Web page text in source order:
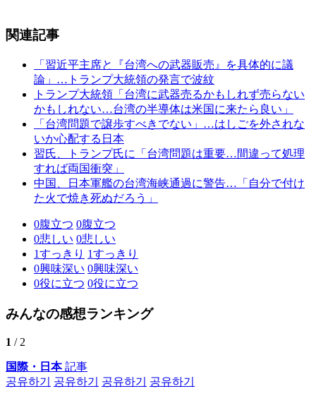
関連記事
「習近平主席と『台湾への武器販売』を具体的に議
論」…トランプ大統領の発言で波紋
トランプ大統領「台湾に武器売るかもしれず売らない
かもしれない…台湾の半導体は米国に来たら良い」
「台湾問題で譲歩すべきでない」…はしごを外されな
いか心配する日本
習氏、トランプ氏に「台湾問題は重要…間違って処理
すれば両国衝突」
中国、日本軍艦の台湾海峡通過に警告…「自分で付け
た火で焼き死ぬだろう」
0腹立つ 0腹立つ
0悲しい 0悲しい
1すっきり 1すっきり
0興味深い 0興味深い
0役に立つ 0役に立つ
みんなの感想ランキング
1 / 2
国際・日本記事
공유하기
공유하기 공유하기 공유하기